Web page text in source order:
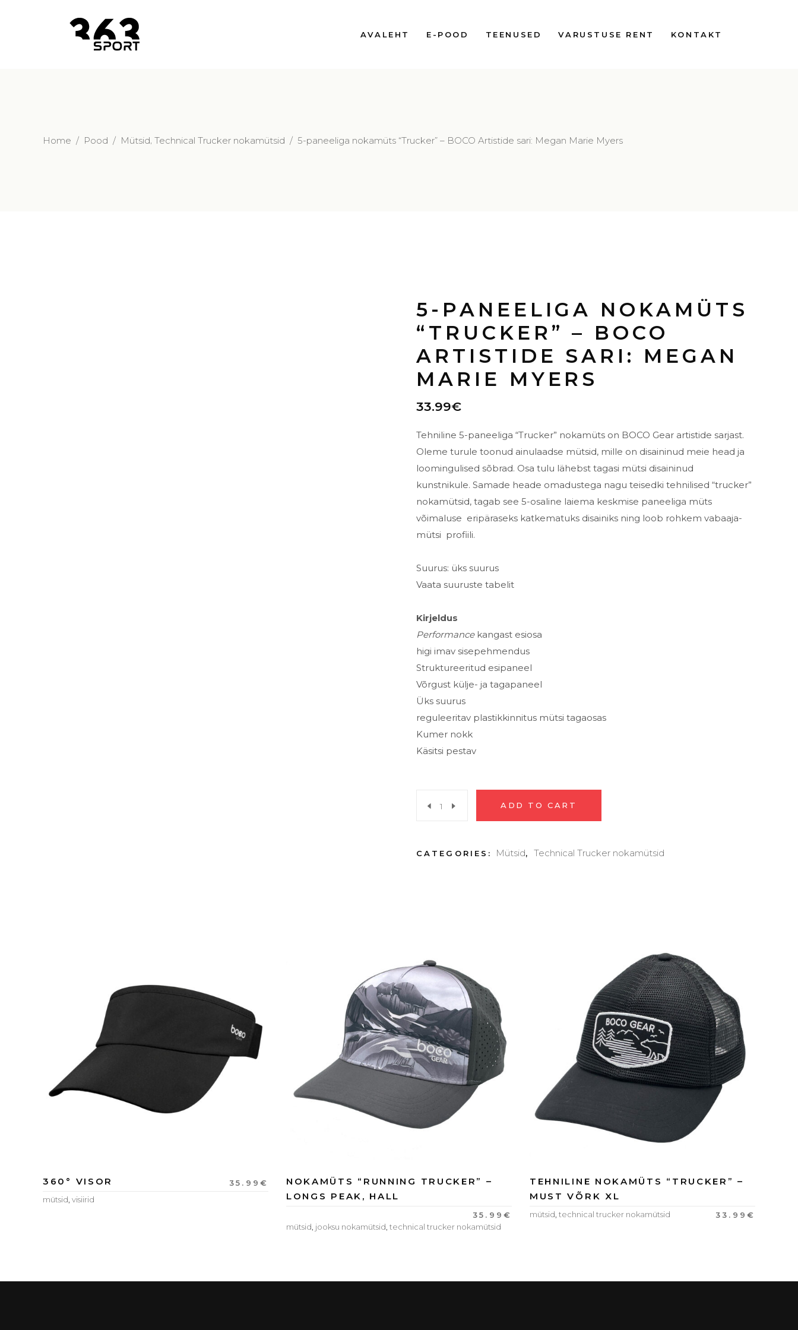
AVALEHT E-POOD TEENUSED VARUSTUSE RENT KONTAKT
Home / Pood / Mütsid Technical Trucker nokamütsid / 5-paneeliga nokamüts “Trucker” – BOCO Artistide sari: Megan Marie Myers
5-PANEELIGA NOKAMÜTS
“TRUCKER” – BOCO
ARTISTIDE SARI: MEGAN
MARIE MYERS
33.99€
Tehniline 5-paneeliga “Trucker” nokamüts on BOCO Gear artistide sarjast.
Oleme turule toonud ainulaadse mütsid, mille on disaininud meie head ja
loomingulised sõbrad. Osa tulu lähebst tagasi mütsi disaininud
kunstnikule. Samade heade omadustega nagu teisedki tehnilised “trucker”
nokamütsid, tagab see 5-osaline laiema keskmise paneeliga müts
võimaluse eripäraseks katkematuks disainiks ning loob rohkem vabaaja-
mütsi profiili.
Suurus: üks suurus
Vaata suuruste tabelit
Kirjeldus
Performancekangast esiosa
higi imav sisepehmendus
Struktureeritud esipaneel
Võrgust külje- ja tagapaneel
Üks suurus
reguleeritav plastikkinnitus mütsi tagaosas
Kumer nokk
Käsitsi pestav
5-
BOCO
Artistide
sari:
Megan
Marie
Myers
ADD TO CART
CATEGORIES: Mütsid, Technical Trucker nokamütsid
360° VISOR 35.99 €
mütsid visiirid
NOKAMÜTS “RUNNING TRUCKER” –
LONGS PEAK, HALL
35.99 €
mütsid jooksu nokamütsid technical trucker nokamütsid
TEHNILINE NOKAMÜTS “TRUCKER” –
MUST VÕRK XL
33.99 €
mütsid technical trucker nokamütsid